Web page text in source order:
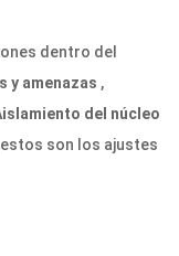
dentro del
y amenazas ,
del núcleo
son los ajustes